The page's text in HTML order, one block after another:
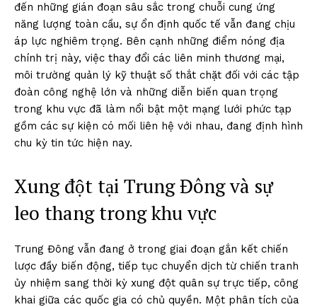
đến những gián đoạn sâu sắc trong chuỗi cung ứng
năng lượng toàn cầu, sự ổn định quốc tế vẫn đang chịu
áp lực nghiêm trọng. Bên cạnh những điểm nóng địa
chính trị này, việc thay đổi các liên minh thương mại,
môi trường quản lý kỹ thuật số thắt chặt đối với các tập
đoàn công nghệ lớn và những diễn biến quan trọng
trong khu vực đã làm nổi bật một mạng lưới phức tạp
gồm các sự kiện có mối liên hệ với nhau, đang định hình
chu kỳ tin tức hiện nay.
Xung đột tại Trung Đông và sự
leo thang trong khu vực
Trung Đông vẫn đang ở trong giai đoạn gắn kết chiến
lược đầy biến động, tiếp tục chuyển dịch từ chiến tranh
ủy nhiệm sang thời kỳ xung đột quân sự trực tiếp, công
khai giữa các quốc gia có chủ quyền. Một phân tích của